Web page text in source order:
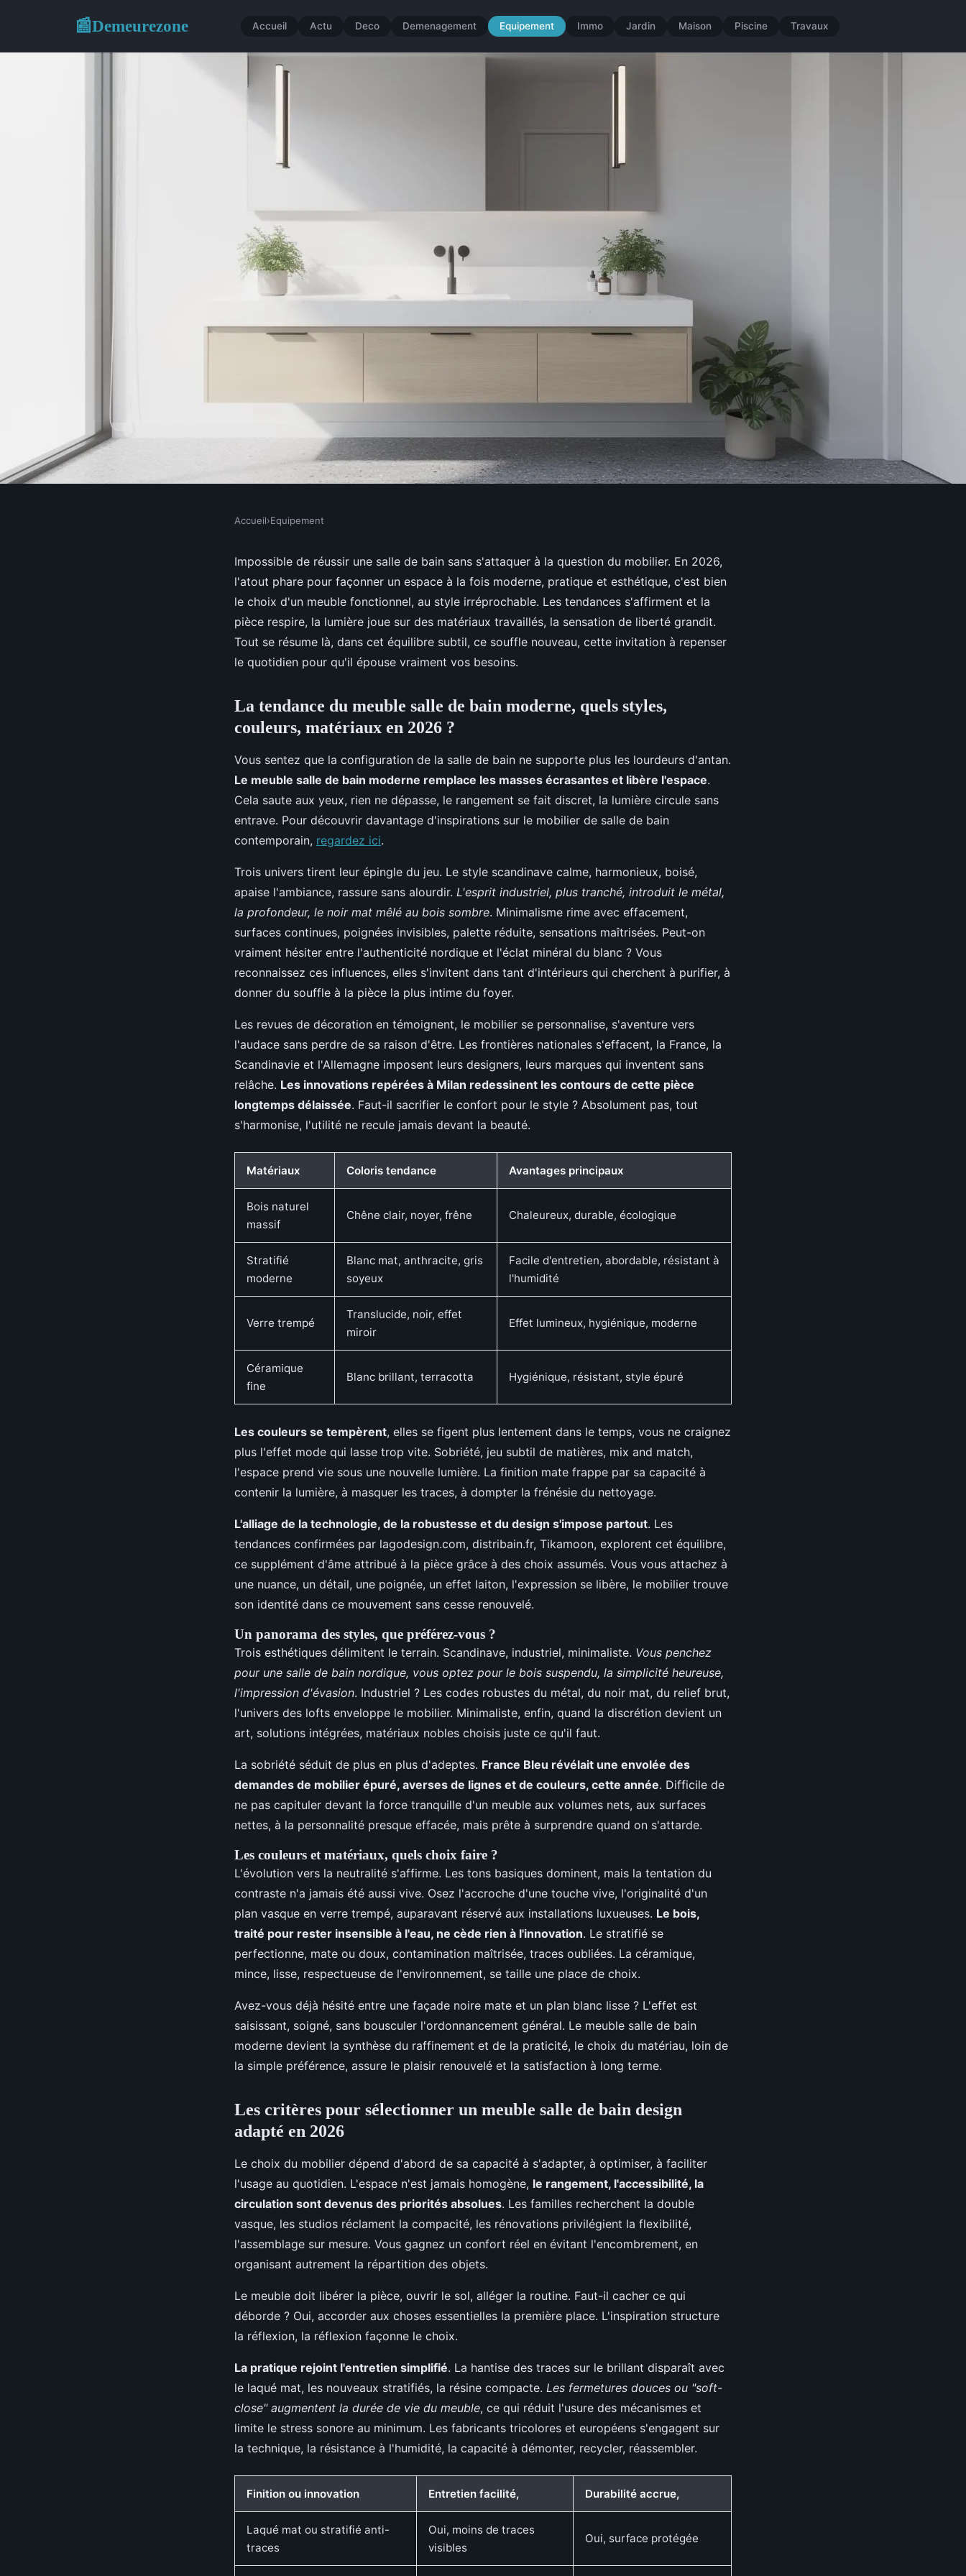
📰Demeurezone Accueil Actu Deco Demenagement Equipement Immo Jardin Maison Piscine Travaux
Meuble salle de bain moderne : les
tendances à adopter pour une pièce
Accueil›Equipement
Impossible de réussir une salle de bain sans s'attaquer à la question du mobilier. En 2026,
l'atout phare pour façonner un espace à la fois moderne, pratique et esthétique, c'est bien
le choix d'un meuble fonctionnel, au style irréprochable. Les tendances s'affirment et la
pièce respire, la lumière joue sur des matériaux travaillés, la sensation de liberté grandit.
Tout se résume là, dans cet équilibre subtil, ce souffle nouveau, cette invitation à repenser
le quotidien pour qu'il épouse vraiment vos besoins.
La tendance du meuble salle de bain moderne, quels styles,
couleurs, matériaux en 2026 ?
Vous sentez que la configuration de la salle de bain ne supporte plus les lourdeurs d'antan.
Le meuble salle de bain moderne remplace les masses écrasantes et libère l'espace.
Cela saute aux yeux, rien ne dépasse, le rangement se fait discret, la lumière circule sans
entrave. Pour découvrir davantage d'inspirations sur le mobilier de salle de bain
contemporain, regardez ici.
Trois univers tirent leur épingle du jeu. Le style scandinave calme, harmonieux, boisé,
apaise l'ambiance, rassure sans alourdir. L'esprit industriel, plus tranché, introduit le métal,
la profondeur, le noir mat mêlé au bois sombre. Minimalisme rime avec effacement,
surfaces continues, poignées invisibles, palette réduite, sensations maîtrisées. Peut-on
vraiment hésiter entre l'authenticité nordique et l'éclat minéral du blanc ? Vous
reconnaissez ces influences, elles s'invitent dans tant d'intérieurs qui cherchent à purifier, à
donner du souffle à la pièce la plus intime du foyer.
Les revues de décoration en témoignent, le mobilier se personnalise, s'aventure vers
l'audace sans perdre de sa raison d'être. Les frontières nationales s'effacent, la France, la
Scandinavie et l'Allemagne imposent leurs designers, leurs marques qui inventent sans
relâche. Les innovations repérées à Milan redessinent les contours de cette pièce
longtemps délaissée. Faut-il sacrifier le confort pour le style ? Absolument pas, tout
s'harmonise, l'utilité ne recule jamais devant la beauté.
Matériaux Coloris tendance Avantages principaux
Bois naturel
massif
Chêne clair, noyer, frêne Chaleureux, durable, écologique
Stratifié
moderne
Blanc mat, anthracite, gris
soyeux
Facile d'entretien, abordable, résistant à
l'humidité
Verre trempé
Translucide, noir, effet
miroir
Effet lumineux, hygiénique, moderne
Céramique
fine
Blanc brillant, terracotta Hygiénique, résistant, style épuré
Les couleurs se tempèrent, elles se figent plus lentement dans le temps, vous ne craignez
plus l'effet mode qui lasse trop vite. Sobriété, jeu subtil de matières, mix and match,
l'espace prend vie sous une nouvelle lumière. La finition mate frappe par sa capacité à
contenir la lumière, à masquer les traces, à dompter la frénésie du nettoyage.
L'alliage de la technologie, de la robustesse et du design s'impose partout. Les
tendances confirmées par lagodesign.com, distribain.fr, Tikamoon, explorent cet équilibre,
ce supplément d'âme attribué à la pièce grâce à des choix assumés. Vous vous attachez à
une nuance, un détail, une poignée, un effet laiton, l'expression se libère, le mobilier trouve
son identité dans ce mouvement sans cesse renouvelé.
Un panorama des styles, que préférez-vous ?
Trois esthétiques délimitent le terrain. Scandinave, industriel, minimaliste. Vous penchez
pour une salle de bain nordique, vous optez pour le bois suspendu, la simplicité heureuse,
l'impression d'évasion. Industriel ? Les codes robustes du métal, du noir mat, du relief brut,
l'univers des lofts enveloppe le mobilier. Minimaliste, enfin, quand la discrétion devient un
art, solutions intégrées, matériaux nobles choisis juste ce qu'il faut.
La sobriété séduit de plus en plus d'adeptes. France Bleu révélait une envolée des
demandes de mobilier épuré, averses de lignes et de couleurs, cette année. Difficile de
ne pas capituler devant la force tranquille d'un meuble aux volumes nets, aux surfaces
nettes, à la personnalité presque effacée, mais prête à surprendre quand on s'attarde.
Les couleurs et matériaux, quels choix faire ?
L'évolution vers la neutralité s'affirme. Les tons basiques dominent, mais la tentation du
contraste n'a jamais été aussi vive. Osez l'accroche d'une touche vive, l'originalité d'un
plan vasque en verre trempé, auparavant réservé aux installations luxueuses. Le bois,
traité pour rester insensible à l'eau, ne cède rien à l'innovation. Le stratifié se
perfectionne, mate ou doux, contamination maîtrisée, traces oubliées. La céramique,
mince, lisse, respectueuse de l'environnement, se taille une place de choix.
Avez-vous déjà hésité entre une façade noire mate et un plan blanc lisse ? L'effet est
saisissant, soigné, sans bousculer l'ordonnancement général. Le meuble salle de bain
moderne devient la synthèse du raffinement et de la praticité, le choix du matériau, loin de
la simple préférence, assure le plaisir renouvelé et la satisfaction à long terme.
Les critères pour sélectionner un meuble salle de bain design
adapté en 2026
Le choix du mobilier dépend d'abord de sa capacité à s'adapter, à optimiser, à faciliter
l'usage au quotidien. L'espace n'est jamais homogène, le rangement, l'accessibilité, la
circulation sont devenus des priorités absolues. Les familles recherchent la double
vasque, les studios réclament la compacité, les rénovations privilégient la flexibilité,
l'assemblage sur mesure. Vous gagnez un confort réel en évitant l'encombrement, en
organisant autrement la répartition des objets.
Le meuble doit libérer la pièce, ouvrir le sol, alléger la routine. Faut-il cacher ce qui
déborde ? Oui, accorder aux choses essentielles la première place. L'inspiration structure
la réflexion, la réflexion façonne le choix.
La pratique rejoint l'entretien simplifié. La hantise des traces sur le brillant disparaît avec
le laqué mat, les nouveaux stratifiés, la résine compacte. Les fermetures douces ou "soft-
close" augmentent la durée de vie du meuble, ce qui réduit l'usure des mécanismes et
limite le stress sonore au minimum. Les fabricants tricolores et européens s'engagent sur
la technique, la résistance à l'humidité, la capacité à démonter, recycler, réassembler.
Finition ou innovation Entretien facilité, Durabilité accrue,
Laqué mat ou stratifié anti-
traces
Oui, moins de traces
visibles
Oui, surface protégée